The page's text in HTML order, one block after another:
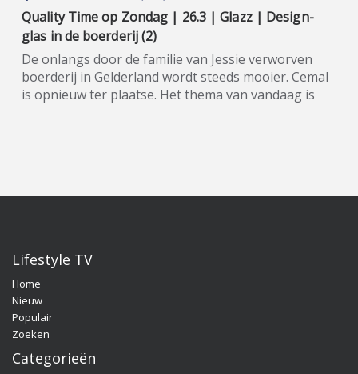
Quality Time op Zondag | 26.3 | Glazz | Design-
glas in de boerderij (2)
De onlangs door de familie van Jessie verworven
boerderij in Gelderland wordt steeds mooier. Cemal
is opnieuw ter plaatse. Het thema van vandaag is
beauty, gezin, gezondheid en wonen. De presentatie
oud-Utopianen Beau Nellissen, Romy Koldenhof en
Cemal Hazebroek. Wil je de hele aflevering bekijken
of meer weten over de deelnemers/sponsoren van
Quality Time op Zondag, ga dan naar de officiële
programma-website:
www.sbs6.nl/qualitytimeopzondag.
Lifestyle TV
Home
Nieuw
Populair
Zoeken
Categorieën